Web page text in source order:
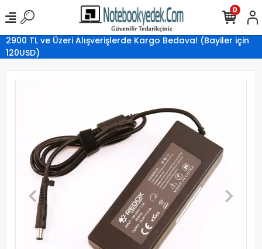
2900 TL ve Üzeri Alışverişlerde Kargo Bedava! (Bayiler için
120USD)
0